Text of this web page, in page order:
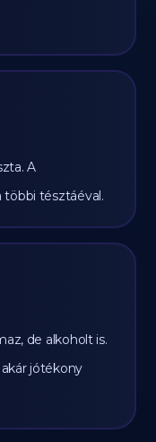
A
tésztáéval.
de alkoholt is.
jótékony